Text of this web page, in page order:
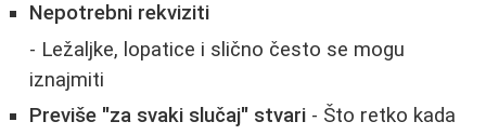
Nepotrebni rekviziti
- Ležaljke, lopatice i slično često se mogu
iznajmiti
Previše "za svaki slučaj" stvari - Što retko kada